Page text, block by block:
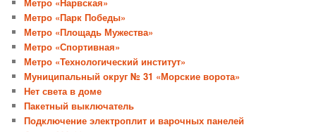
Метро «Парк Победы»
Метро «Площадь Мужества»
Метро «Спортивная»
Метро «Технологический институт»
Муниципальный округ № 31 «Морские ворота»
Нет света в доме
Пакетный выключатель
Подключение электроплит и варочных панелей